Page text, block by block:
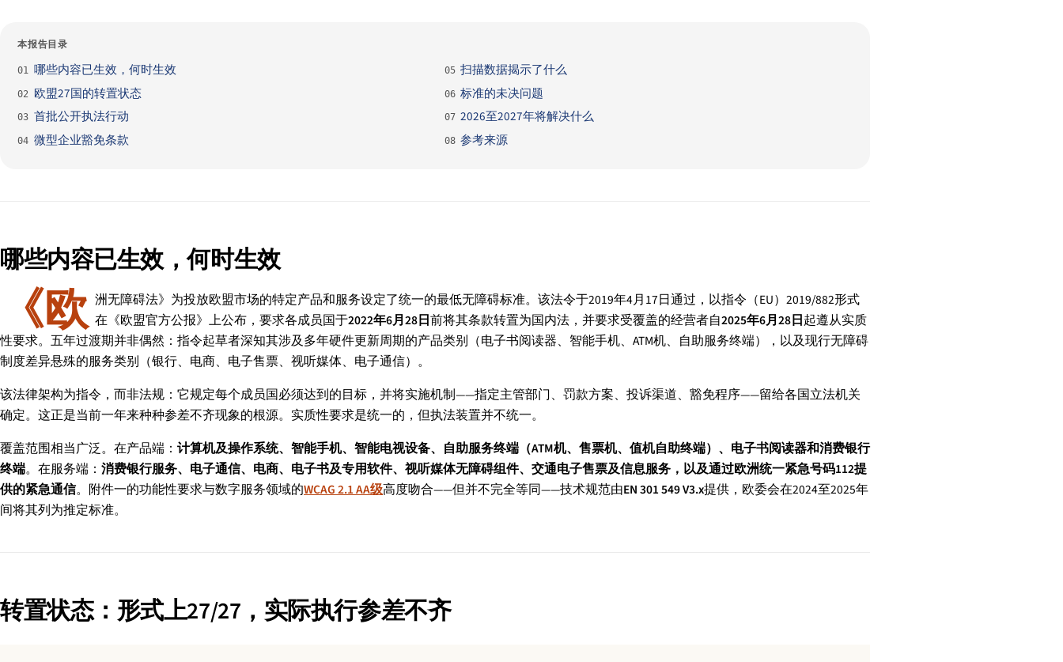
本报告目录
01 哪些内容已生效，何时生效
02 欧盟27国的转置状态
03 首批公开执法行动
04 微型企业豁免条款
05 扫描数据揭示了什么
06 标准的未决问题
07 2026至2027年将解决什么
08 参考来源
哪些内容已生效，何时生效
《欧 洲无障碍法》为投放欧盟市场的特定产品和服务设定了统一的最低无障碍标准。该法令于2019年4月17日通过，以指令（EU）2019/882形式
在《欧盟官方公报》上公布，要求各成员国于2022年6月28日前将其条款转置为国内法，并要求受覆盖的经营者自2025年6月28日起遵从实质
性要求。五年过渡期并非偶然：指令起草者深知其涉及多年硬件更新周期的产品类别（电子书阅读器、智能手机、ATM机、自助服务终端），以及现行无障碍
制度差异悬殊的服务类别（银行、电商、电子售票、视听媒体、电子通信）。
该法律架构为指令，而非法规：它规定每个成员国必须达到的目标，并将实施机制——指定主管部门、罚款方案、投诉渠道、豁免程序——留给各国立法机关
确定。这正是当前一年来种种参差不齐现象的根源。实质性要求是统一的，但执法装置并不统一。
覆盖范围相当广泛。在产品端： 计算机及操作系统、智能手机、智能电视设备、自助服务终端（ATM机、售票机、值机自助终端）、电子书阅读器和消费银行
终端。在服务端： 消费银行服务、电子通信、电商、电子书及专用软件、视听媒体无障碍组件、交通电子售票及信息服务，以及通过欧洲统一紧急号码112提
供的紧急通信。附件一的功能性要求与数字服务领域的WCAG 2.1 AA级高度吻合——但并不完全等同——技术规范由EN 301 549 V3.x提供，欧委会在2024至2025年
间将其列为推定标准。
转置状态：形式上27/27，实际执行参差不齐